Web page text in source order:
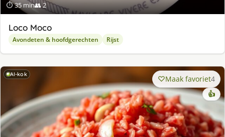
⏱ 35 min👥 2
Loco Moco
Avondeten & hoofdgerechten Rijst
AI-kok Maak favoriet4
👍